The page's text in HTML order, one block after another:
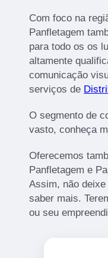
Com foco na
Panfletagem
para todo os os
altamente
comunicação
serviços de
O segmento de
vasto, conheça
Oferecemos
Panfletagem e
Assim, não
saber mais.
ou seu